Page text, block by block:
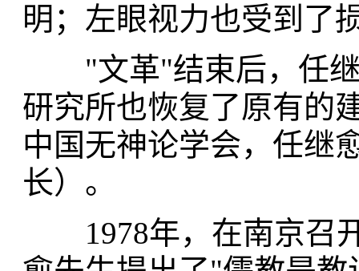
明；左眼视力也受到了
"文革"结束后，任继
研究所也恢复了原有的
中国无神论学会，任继
长）。
1978年，在南京召开